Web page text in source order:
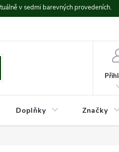
v sedmi barevných provedeních.
Doplňky Značky